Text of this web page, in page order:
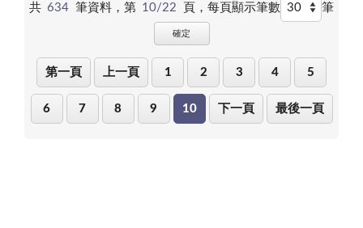
共 634 筆資料，第 10/22 頁， 每頁顯示筆數 筆
確定
第一頁 上一頁 1 2 3 4 5
6 7 8 9 10 下一頁 最後一頁